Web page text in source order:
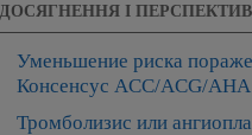
ДОСЯГНЕННЯ І
Уменьшение риска
Консенсус ACC/ACG/
Тромболизис или